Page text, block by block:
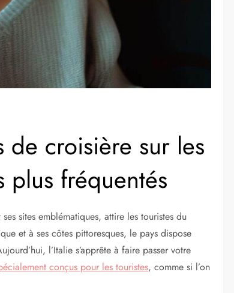
de croisière sur les
plus fréquentés
sites emblématiques, attire les touristes du
et à ses côtes pittoresques, le pays dispose
l’Italie s’apprête à faire passer votre
conçus pour les touristes, comme si l’on